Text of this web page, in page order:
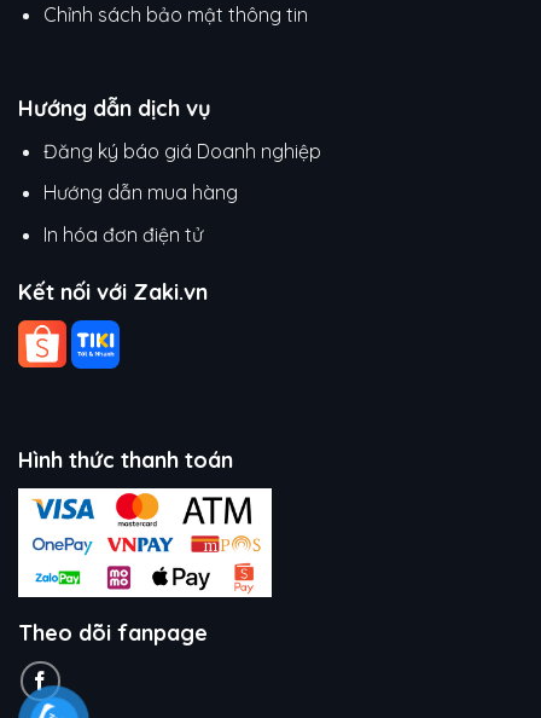
Chỉnh sách bảo mật thông tin
Hướng dẫn dịch vụ
Đăng ký báo giá Doanh nghiệp
Hướng dẫn mua hàng
In hóa đơn điện tử
Kết nối với Zaki.vn
Hình thức thanh toán
Theo dõi fanpage